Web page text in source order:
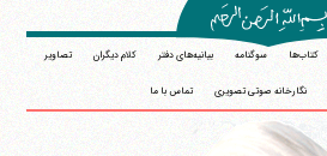
کتاب‌ها سوگنامه بیانیه‌های دفتر کلام دیگران تصاویر
نگارخانه صوتی تصویری تماس با ما